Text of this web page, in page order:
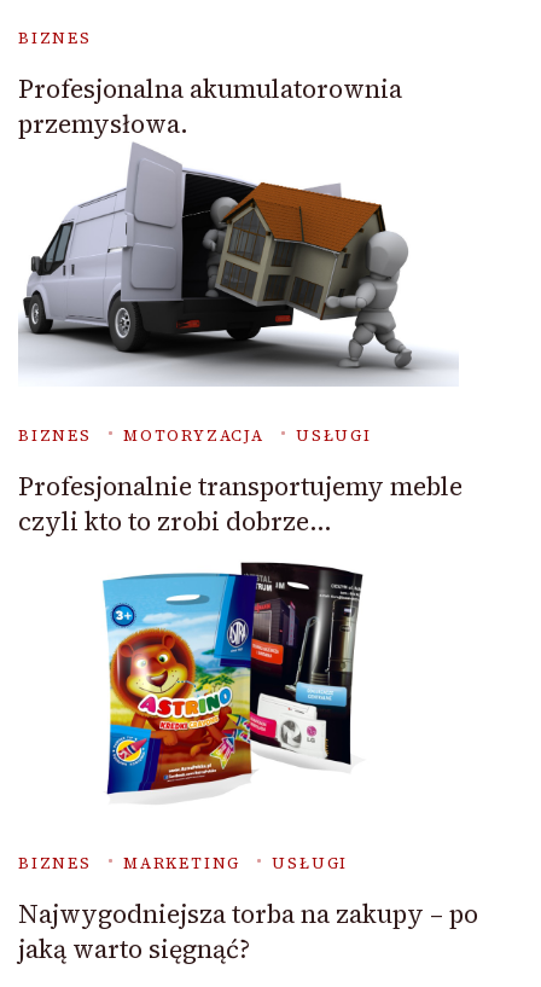
BIZNES
Profesjonalna akumulatorownia
przemysłowa.
BIZNES MOTORYZACJA USŁUGI
Profesjonalnie transportujemy meble
czyli kto to zrobi dobrze…
BIZNES MARKETING USŁUGI
Najwygodniejsza torba na zakupy – po
jaką warto sięgnąć?